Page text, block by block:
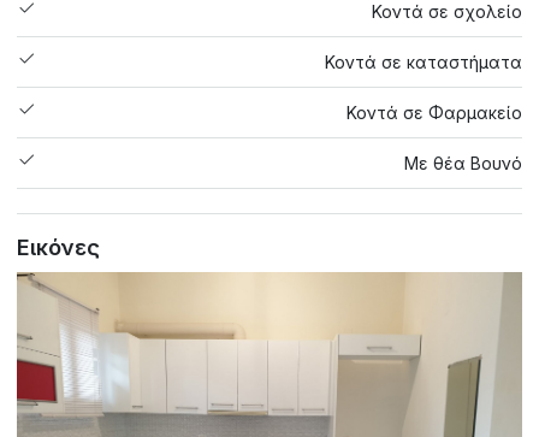
Κοντά σε σχολείο
Κοντά σε καταστήματα
Κοντά σε Φαρμακείο
Με θέα Βουνό
Εικόνες